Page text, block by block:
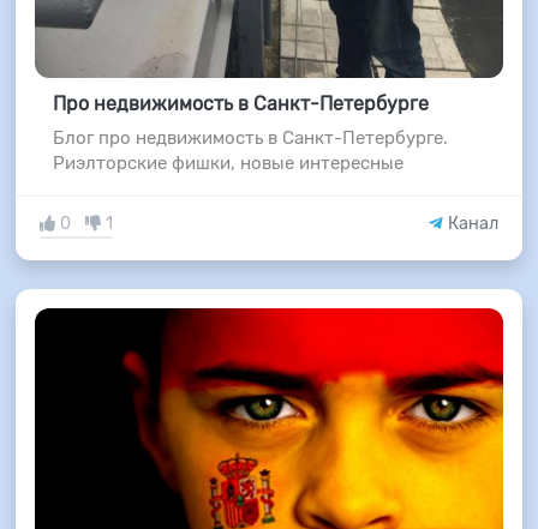
Про недвижимость в Санкт-Петербурге
Блог про недвижимость в Санкт-Петербурге.
Риэлторские фишки, новые интересные
0 1 Канал